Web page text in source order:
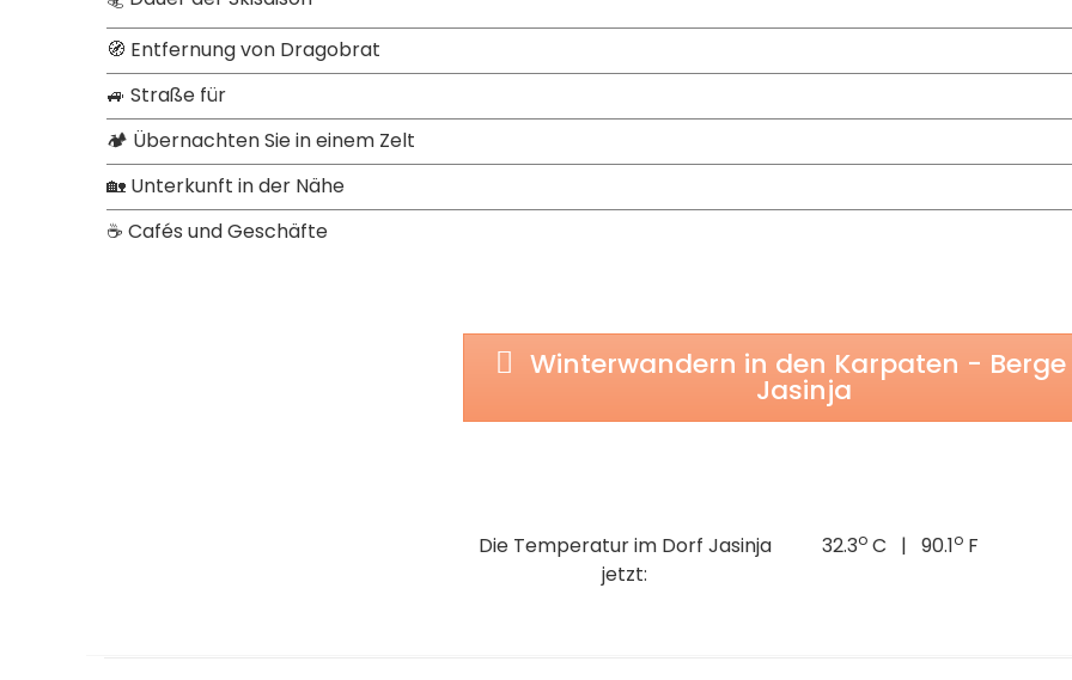
🧭 Entfernung von Dragobrat
🚙 Straße für
🏕 Übernachten Sie in einem Zelt
🏡 Unterkunft in der Nähe
☕ Cafés und Geschäfte
Winterwandern in den Karpaten - Berge
Jasinja
Die Temperatur im Dorf Jasinja
jetzt:
32.3o C | 90.1o F